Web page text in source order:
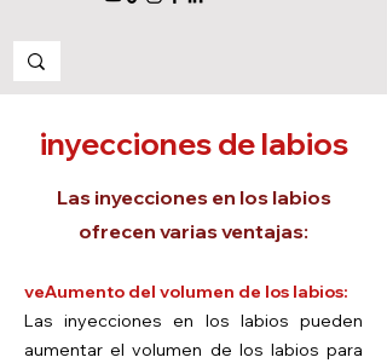
inyecciones de labios
Las inyecciones en los labios
ofrecen varias ventajas:
veAumento del volumen de los labios:
Las inyecciones en los labios pueden
aumentar el volumen de los labios para